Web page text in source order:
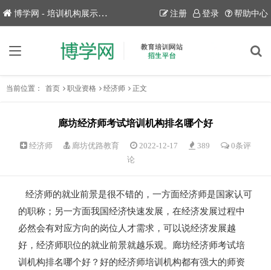
博学网 - 培训机构展示平台！ 注册 登录 帮助中心
当前位置： 首页 职业资格 经济师 正文
廊坊经济师考试培训机构排名哪个好
经济师 廊坊优路教育 2022-12-17 389
0条评
论
经济师的就业前景是很不错的，一方面经济师是国家认可
的职称；另一方面我国经济快速发展，在经济发展过程中
必然会有对应方向的岗位人才需求，可以说经济发展越
好，经济师职位的就业前景就越乐观。廊坊经济师考试培
训机构排名哪个好？好的经济师培训机构都有强大的师资